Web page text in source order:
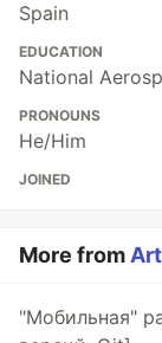
Spain
EDUCATION
National
PRONOUNS
He/Him
JOINED
More from
"Мобильная"